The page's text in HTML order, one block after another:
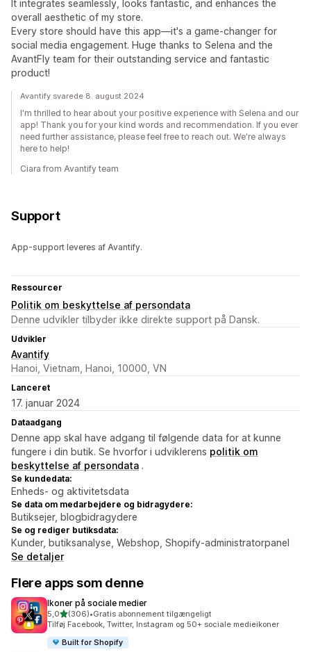
It integrates seamlessly, looks fantastic, and enhances the
overall aesthetic of my store.
Every store should have this app—it's a game-changer for
social media engagement. Huge thanks to Selena and the
AvantFly team for their outstanding service and fantastic
product!
Avantify svarede 8. august 2024
I'm thrilled to hear about your positive experience with Selena and our
app! Thank you for your kind words and recommendation. If you ever
need further assistance, please feel free to reach out. We're always
here to help!
Ciara from Avantify team
Support
App-support leveres af Avantify.
Ressourcer
Politik om beskyttelse af persondata
Denne udvikler tilbyder ikke direkte support på Dansk.
Udvikler
Avantify
Hanoi, Vietnam, Hanoi, 10000, VN
Lanceret
17. januar 2024
Dataadgang
Denne app skal have adgang til følgende data for at kunne
fungere i din butik. Se hvorfor i udviklerens politik om
beskyttelse af persondata .
Se kundedata:
Enheds- og aktivitetsdata
Se data om medarbejdere og bidragydere:
Butiksejer, blogbidragydere
Se og rediger butiksdata:
Kunder, butiksanalyse, Webshop, Shopify-administratorpanel
Se detaljer
Flere apps som denne
Ikoner på sociale medier
5,0ud af 5 stjerner
(306)
306 anmeldelser i alt
•Gratis abonnement tilgængeligt
Tilføj Facebook, Twitter, Instagram og 50+ sociale medieikoner
Built for Shopify